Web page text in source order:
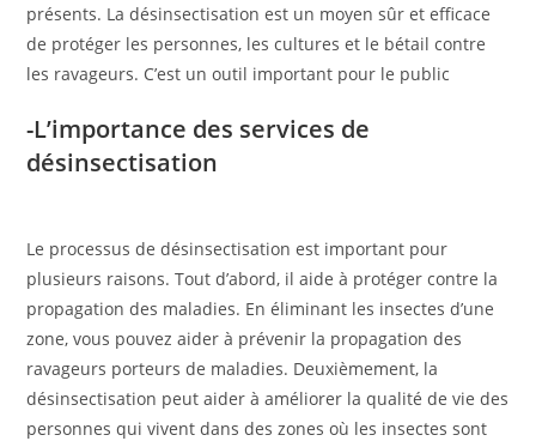
présents. La désinsectisation est un moyen sûr et efficace
de protéger les personnes, les cultures et le bétail contre
les ravageurs. C’est un outil important pour le public
-L’importance des services de
désinsectisation
Le processus de désinsectisation est important pour
plusieurs raisons. Tout d’abord, il aide à protéger contre la
propagation des maladies. En éliminant les insectes d’une
zone, vous pouvez aider à prévenir la propagation des
ravageurs porteurs de maladies. Deuxièmement, la
désinsectisation peut aider à améliorer la qualité de vie des
personnes qui vivent dans des zones où les insectes sont